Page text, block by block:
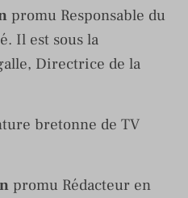
promu Responsable du
Il est sous la
Directrice de la
bretonne de TV
promu Rédacteur en